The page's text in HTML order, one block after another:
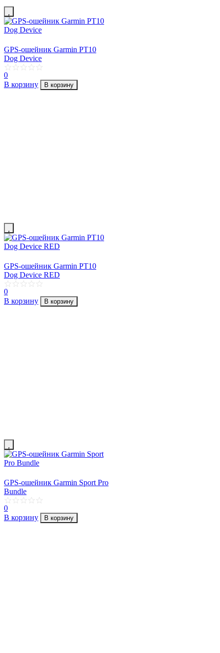
GPS-ошейник Garmin PT10
Dog Device
0
В корзину
В корзину
GPS-ошейник Garmin PT10
Dog Device RED
0
В корзину
В корзину
GPS-ошейник Garmin Sport Pro
Bundle
0
В корзину
В корзину